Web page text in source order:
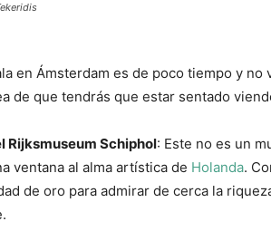
en Ámsterdam es de poco tiempo y
de que tendrás que estar sentado
Rijksmuseum Schiphol: Este no es un
ventana al alma artística de Holanda.
de oro para admirar de cerca la